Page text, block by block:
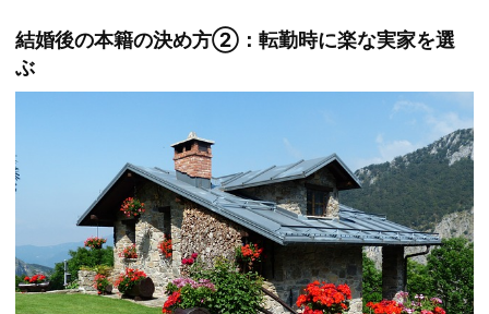
結婚後の本籍の決め方②：転勤時に楽な実家を選
ぶ